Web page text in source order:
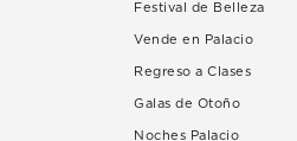
Festival de Belleza
Vende en Palacio
Regreso a Clases
Galas de Otoño
Noches Palacio